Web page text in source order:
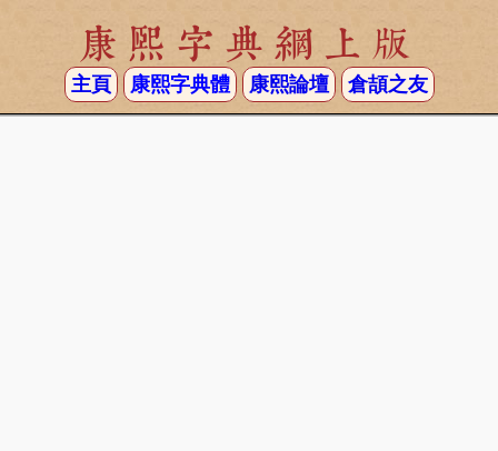
康熙字典網上版
主頁 康熙字典體 康熙論壇 倉頡之友